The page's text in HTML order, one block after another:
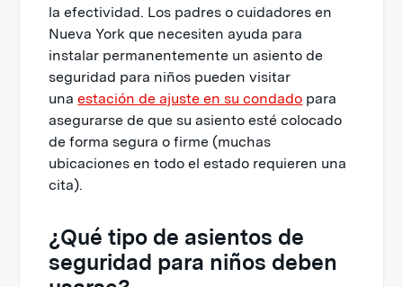
la efectividad. Los padres o cuidadores en
Nueva York que necesiten ayuda para
instalar permanentemente un asiento de
seguridad para niños pueden visitar
unaestación de ajuste en su condado para
asegurarse de que su asiento esté colocado
de forma segura o firme (muchas
ubicaciones en todo el estado requieren una
cita).
¿Qué tipo de asientos de
seguridad para niños deben